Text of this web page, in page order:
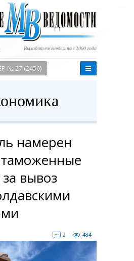
Выходит еженедельно с 2000 года
№ 27 (2450)
намерен
вывоз
2 484